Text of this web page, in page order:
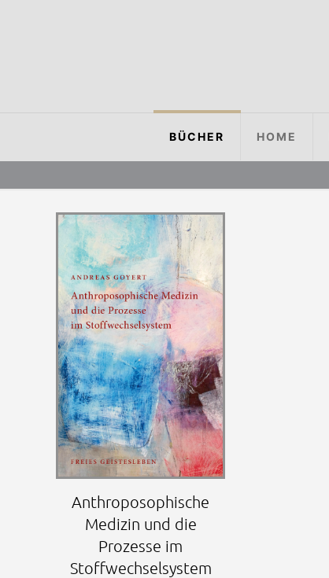
BÜCHER HOME
Anthroposophische
Medizin und die
Prozesse im
Stoffwechselsystem